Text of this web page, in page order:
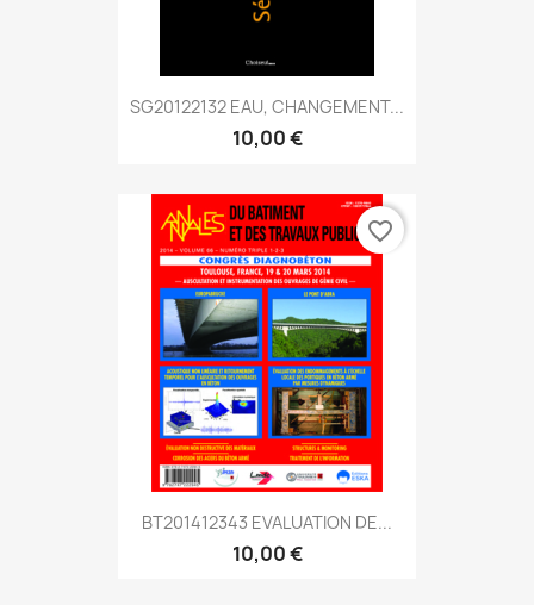
SG20122132 EAU, CHANGEMENT...
10,00 €
BT201412343 EVALUATION DE...
10,00 €
favorite_border